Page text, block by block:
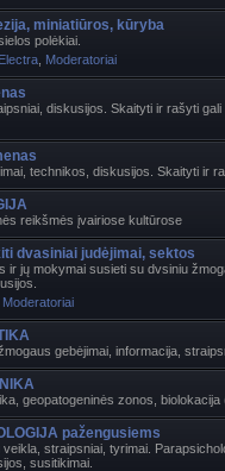
miniatiūros, kūryba
polėkiai.
Electra Moderatoriai
diskusijos. Skaityti ir rašyti
technikos, diskusijos. Skaityti ir
reikšmės įvairiose kultūrose
dvasiniai judėjimai, sektos
ir jų mokymai susieti su dvsiniu
Moderatoriai
gebėjimai, informacija,
geopatogeninės zonos,
pažengusiems
veikla, straipsniai, tyrimai.
susitikimai.